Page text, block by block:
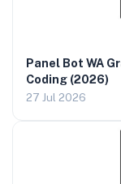
Panel Bot WA
Coding (2026)
27 Jul 2026